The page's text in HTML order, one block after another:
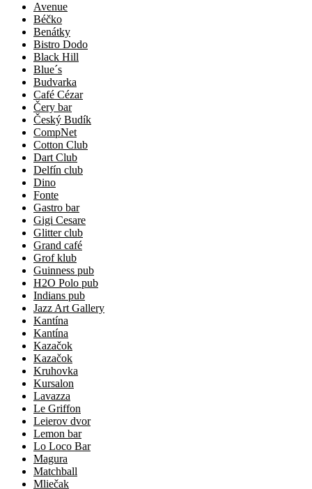
Avenue
Béčko
Benátky
Bistro Dodo
Black Hill
Blue´s
Budvarka
Café Cézar
Čery bar
Český Budík
CompNet
Cotton Club
Dart Club
Delfín club
Dino
Fonte
Gastro bar
Gigi Cesare
Glitter club
Grand café
Grof klub
Guinness pub
H2O Polo pub
Indians pub
Jazz Art Gallery
Kantína
Kantína
Kazačok
Kazačok
Kruhovka
Kursalon
Lavazza
Le Griffon
Leierov dvor
Lemon bar
Lo Loco Bar
Magura
Matchball
Mliečak